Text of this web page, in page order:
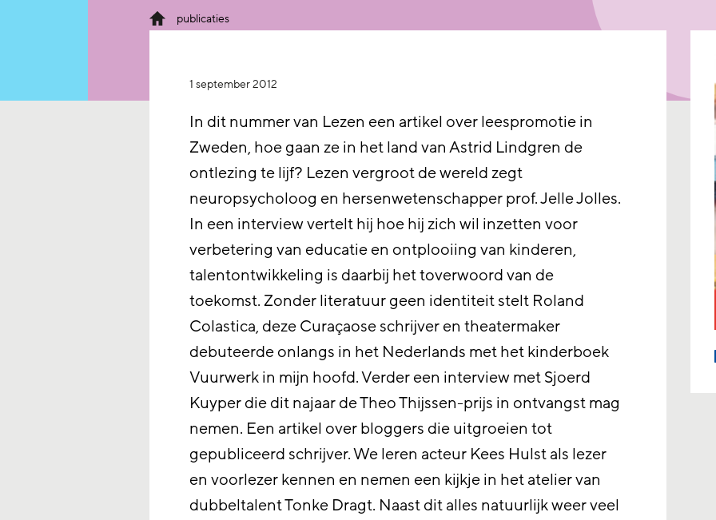
publicaties
1 september 2012
In dit nummer van Lezen een artikel over leespromotie in
Zweden, hoe gaan ze in het land van Astrid Lindgren de
ontlezing te lijf? Lezen vergroot de wereld zegt
neuropsycholoog en hersenwetenschapper prof. Jelle Jolles.
In een interview vertelt hij hoe hij zich wil inzetten voor
verbetering van educatie en ontplooiing van kinderen,
talentontwikkeling is daarbij het toverwoord van de
toekomst. Zonder literatuur geen identiteit stelt Roland
Colastica, deze Curaçaose schrijver en theatermaker
debuteerde onlangs in het Nederlands met het kinderboek
Vuurwerk in mijn hoofd. Verder een interview met Sjoerd
Kuyper die dit najaar de Theo Thijssen-prijs in ontvangst mag
nemen. Een artikel over bloggers die uitgroeien tot
gepubliceerd schrijver. We leren acteur Kees Hulst als lezer
en voorlezer kennen en nemen een kijkje in het atelier van
dubbeltalent Tonke Dragt. Naast dit alles natuurlijk weer veel